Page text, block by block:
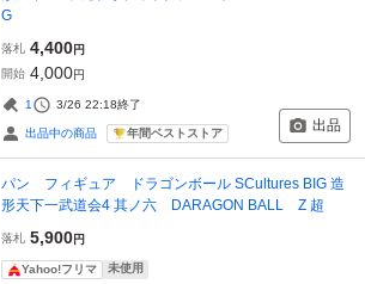
G
落札 4,400円
開始 4,000円
1 3/26 22:18終了
出品中の商品 年間ベストストア 出品
パン フィギュア ドラゴンボール SCultures BIG 造
形天下一武道会4 其ノ六 DARAGON BALL Z 超
落札 5,900円
Yahoo!フリマ 未使用